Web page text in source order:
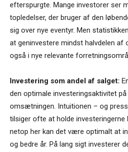
efterspurgte. Mange investorer ser
topledelser, der bruger af den
sig over nye eventyr. Men
at geninvestere mindst halvdelen af
også i nye relevante
Investering som andel af salget:
den optimale investeringsaktivitet
omsætningen. Intuitionen – og
tilsiger ofte at holde investeringerne
netop her kan det være optimalt at
og bedre år. På lang sigt investerer